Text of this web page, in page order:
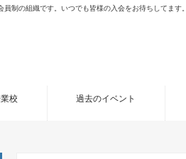
制の組織です。いつでも皆様の入会をお待ちしてます。
校 過去のイベント